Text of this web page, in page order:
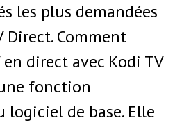
les plus demandées
Direct. Comment
direct avec Kodi TV
fonction
logiciel de base. Elle